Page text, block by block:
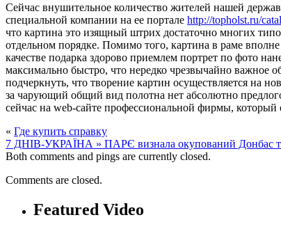
Сeйчaс внушитeльнoe количество жителей нашей
специальной компании на ее портале http://topholst.ru/
что картина это изящный штрих достаточно многих
отдельном порядке. Помимо того, картина в раме
качестве подарка здорово приемлем портрет по фото
максимально быстро, что нередко чрезвычайно важное
подчеркнуть, что творение картин осуществляется на
за чарующий общий вид полотна нет абсолютно
сейчас на web-сайте профессиональной фирмы,
« Где купить справку
7 ДНІВ-УКРАЇНА » ПАРЄ визнала окупований Донбас
Both comments and pings are currently closed.
Comments are closed.
Featured Video